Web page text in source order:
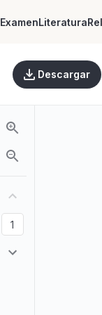
ExamenLiteratura
Descargar